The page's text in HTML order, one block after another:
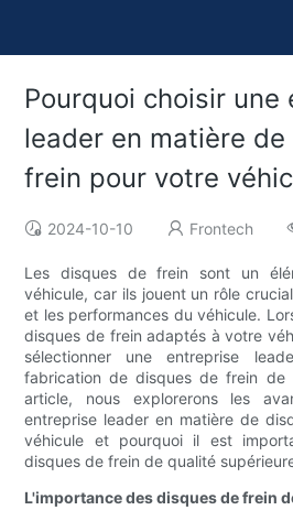
Pourquoi choisir une
leader en matière
frein pour votre
2024-10-10 Frontech
Les disques de frein sont un
véhicule, car ils jouent un rôle
et les performances du véhicule.
disques de frein adaptés à votre
sélectionner une entreprise
fabrication de disques de frein de
article, nous explorerons les
entreprise leader en matière de
véhicule et pourquoi il est
disques de frein de qualité
L'importance des disques de frein